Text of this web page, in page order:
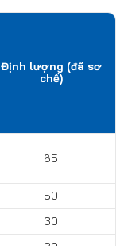
Định lượng (đã sơ
chế)
65
50
30